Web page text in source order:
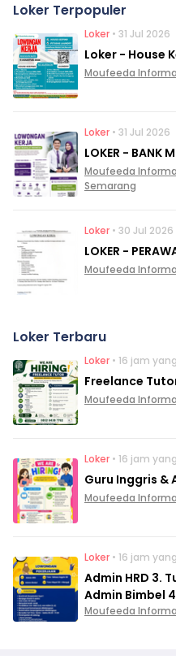
Loker Terpopuler
Loker • 31 Jul 2026
Loker - House
Moufeeda
Loker • 31 Jul 2026
LOKER - BANK
Moufeeda
Semarang
Loker • 30 Jul 2026
LOKER -
Moufeeda
Loker Terbaru
Loker • 16 jam
Freelance
Moufeeda
Loker • 16 jam
Guru Inggris &
Moufeeda
Loker • 16 jam
Admin HRD 3.
Admin Bimbel
Moufeeda